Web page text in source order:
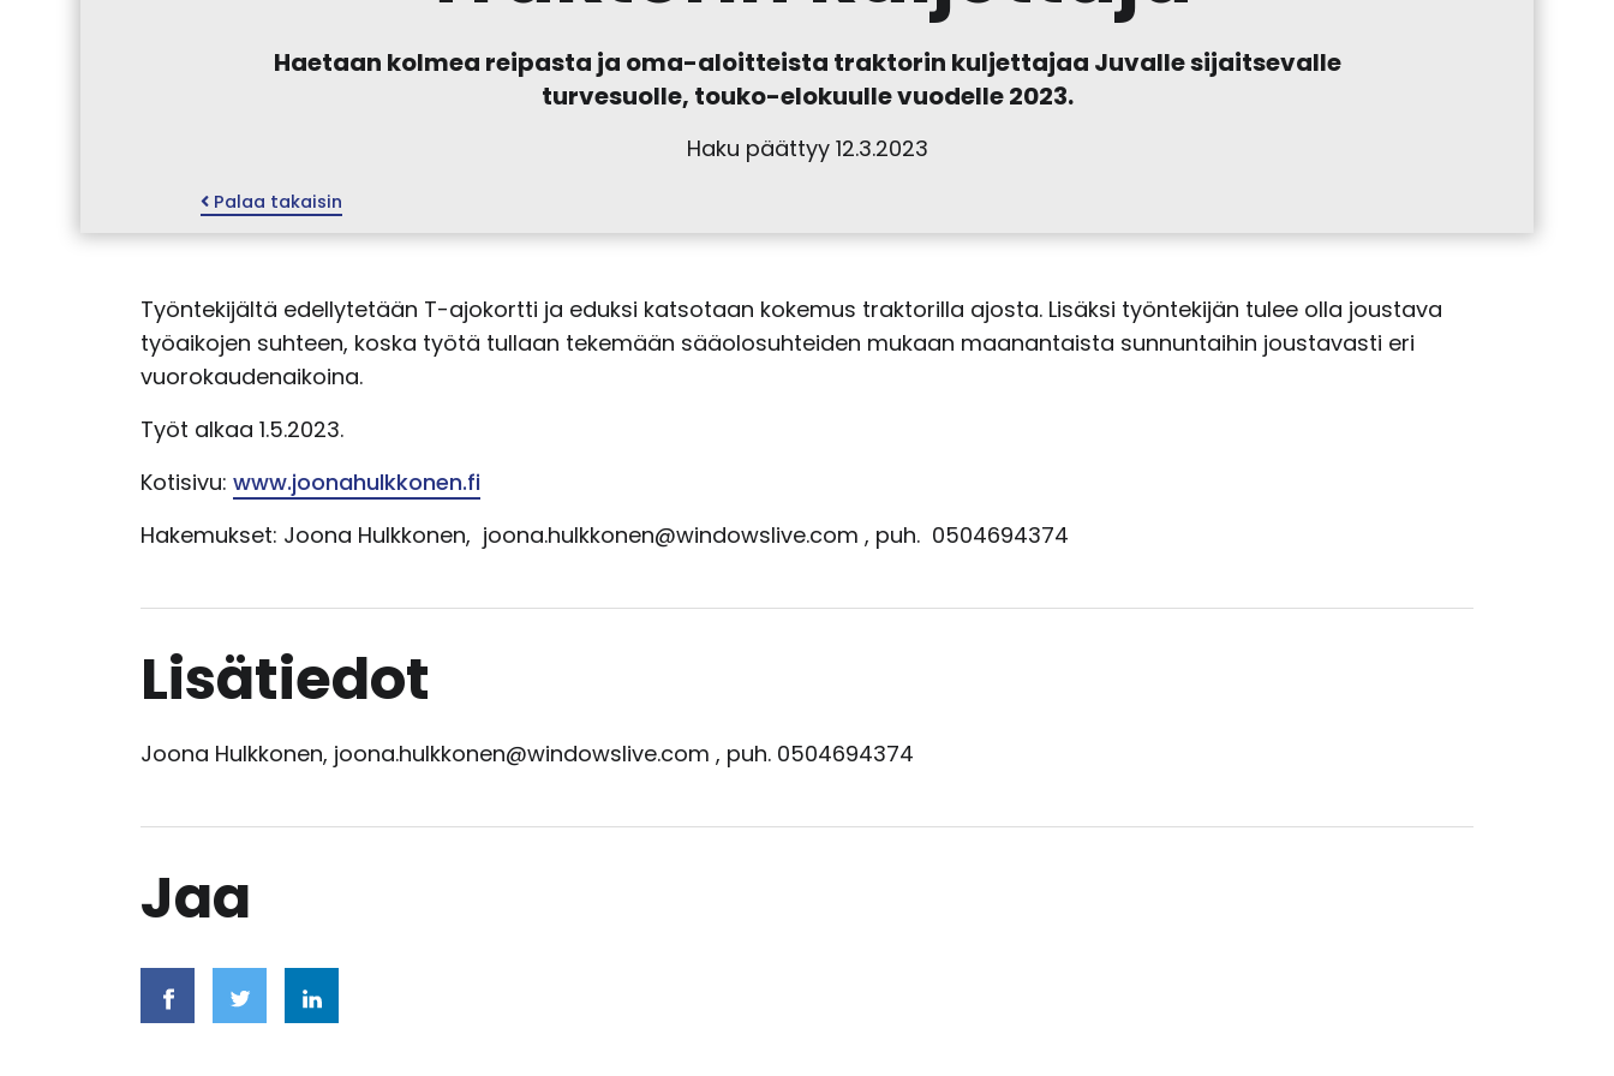
Haetaan kolmea reipasta ja oma-aloitteista traktorin kuljettajaa Juvalle sijaitsevalle
turvesuolle, touko-elokuulle vuodelle 2023.
Haku päättyy 12.3.2023
Palaa takaisin
Työntekijältä edellytetään T-ajokortti ja eduksi katsotaan kokemus traktorilla ajosta. Lisäksi työntekijän tulee olla joustava
työaikojen suhteen, koska työtä tullaan tekemään sääolosuhteiden mukaan maanantaista sunnuntaihin joustavasti eri
vuorokaudenaikoina.
Työt alkaa 1.5.2023.
Kotisivu: www.joonahulkkonen.fi⁠
Hakemukset: Joona Hulkkonen, joona.hulkkonen@windowslive.com , puh. 0504694374
Lisätiedot
Joona Hulkkonen, joona.hulkkonen@windowslive.com , puh. 0504694374
Jaa